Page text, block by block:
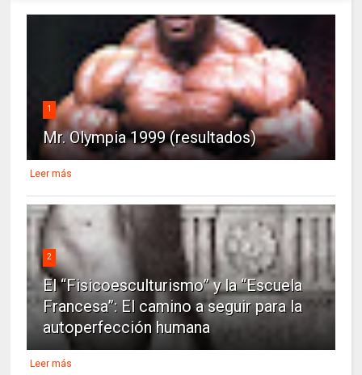
1
Mr. Olympia 1999 (resultados)
Leer más
2
El “Fisicoesculturismo” y la “Escuela
Francesa”: El camino a seguir para la
autoperfección humana
Leer más